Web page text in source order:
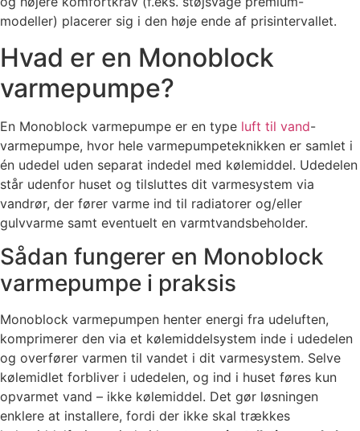
modeller) placerer sig i den høje ende af prisintervallet.
Hvad er en Monoblock
varmepumpe?
En Monoblock varmepumpe er en type luft til vand-
varmepumpe, hvor hele varmepumpeteknikken er samlet i
én udedel uden separat indedel med kølemiddel. Udedelen
står udenfor huset og tilsluttes dit varmesystem via
vandrør, der fører varme ind til radiatorer og/eller
gulvvarme samt eventuelt en varmtvandsbeholder.
Sådan fungerer en Monoblock
varmepumpe i praksis
Monoblock varmepumpen henter energi fra udeluften,
komprimerer den via et kølemiddelsystem inde i udedelen
og overfører varmen til vandet i dit varmesystem. Selve
kølemidlet forbliver i udedelen, og ind i huset føres kun
opvarmet vand – ikke kølemiddel. Det gør løsningen
enklere at installere, fordi der ikke skal trækkes